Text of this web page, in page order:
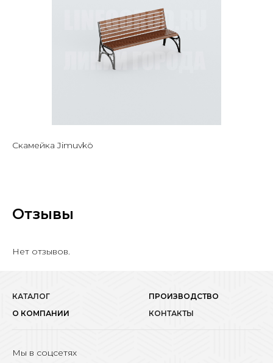
Скамейка Jimuvkö
Отзывы
Нет отзывов.
КАТАЛОГ
ПРОИЗВОДСТВО
О КОМПАНИИ
КОНТАКТЫ
Мы в соцсетях